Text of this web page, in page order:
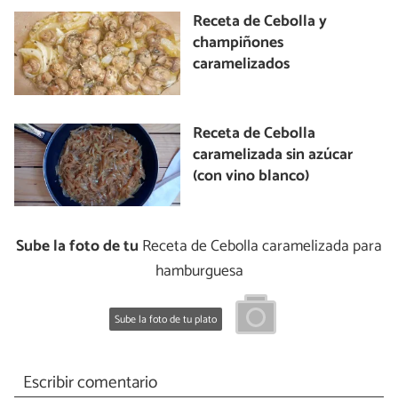
Receta de Cebolla y
champiñones
caramelizados
Receta de Cebolla
caramelizada sin azúcar
(con vino blanco)
Sube la foto de tu Receta de Cebolla caramelizada para
hamburguesa
Sube la foto de tu plato
Escribir comentario